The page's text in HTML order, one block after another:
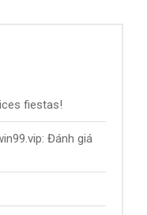
fiestas!
Đánh giá